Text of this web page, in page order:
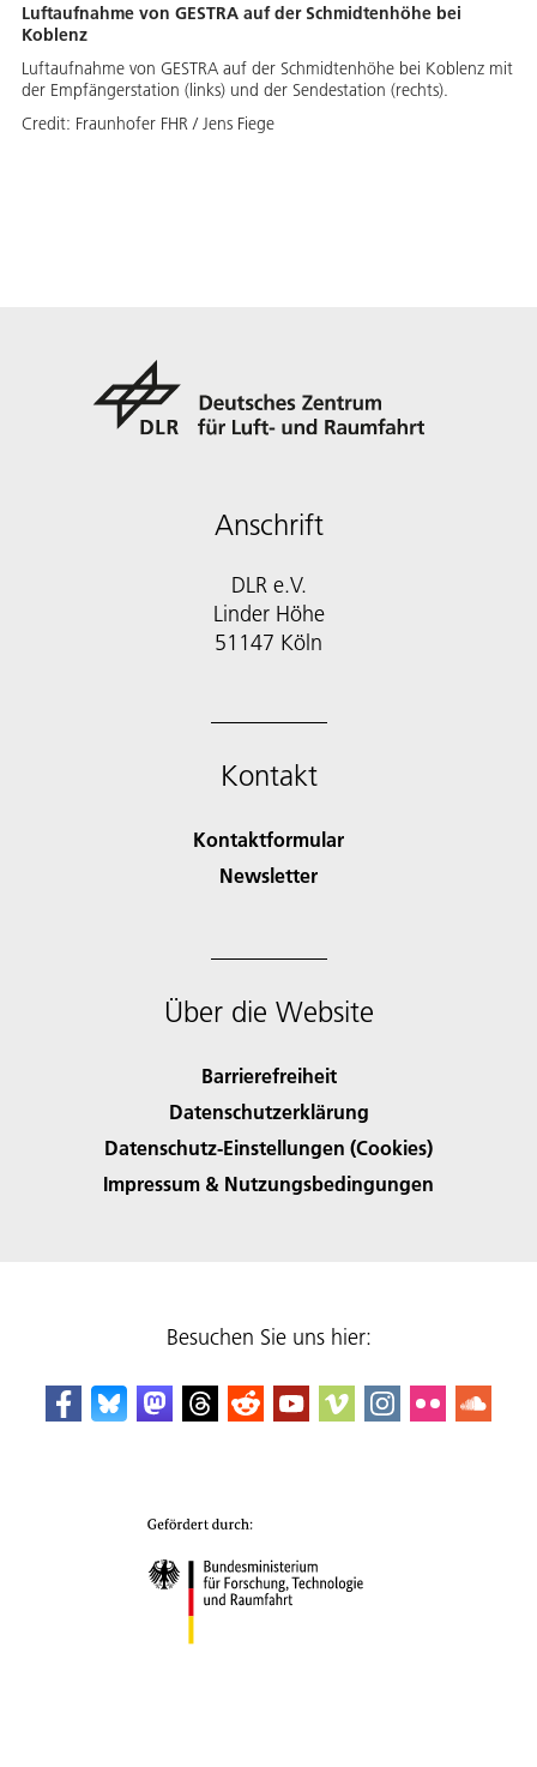
Luftaufnahme von GESTRA auf der Schmidtenhöhe bei
Koblenz
Luftaufnahme von GESTRA auf der Schmidtenhöhe bei Koblenz mit
der Empfängerstation (links) und der Sendestation (rechts).
Credit: Fraunhofer FHR / Jens Fiege
Anschrift
DLR e.V.
Linder Höhe
51147 Köln
Kontakt
Kontaktformular
Newsletter
Über die Website
Barrierefreiheit
Datenschutzerklärung
Datenschutz-Einstellungen (Cookies)
Impressum & Nutzungsbedingungen
Besuchen Sie uns hier: